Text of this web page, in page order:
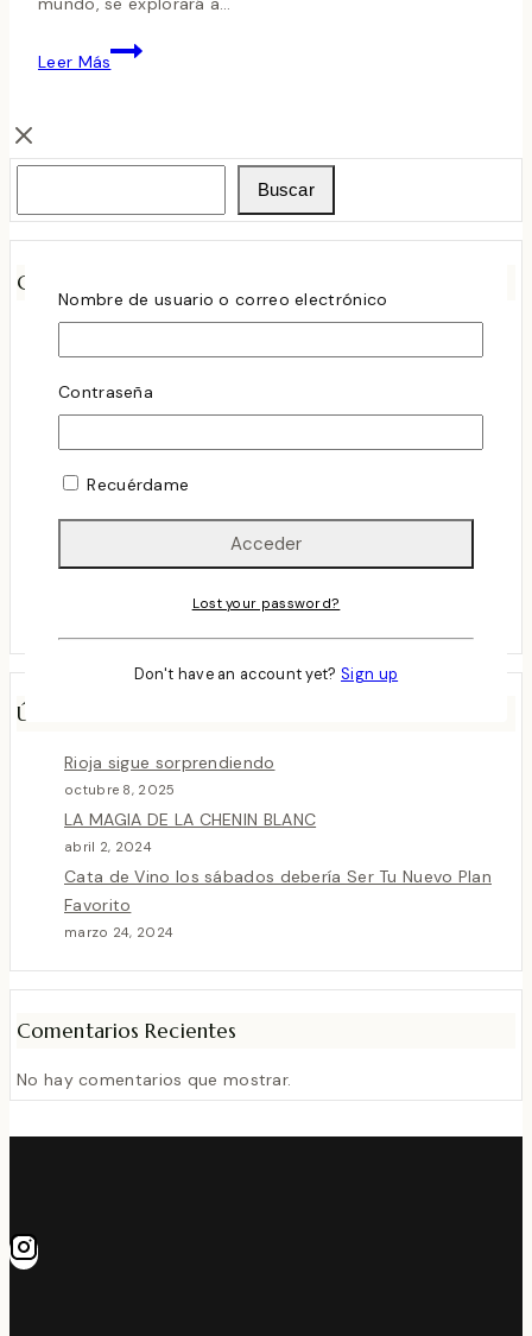
Leer Más
CATA
DE
DE
2010)
Buscar
Categorías
Catas
El Observador
Noticias y Novedades
Novedades
Oferta de Vinos
Vinos Recomendados
Últimas Entradas
Rioja sigue sorprendiendo
octubre 8, 2025
LA MAGIA DE LA CHENIN BLANC
abril 2, 2024
Cata de Vino los sábados debería Ser Tu Nuevo Plan
Favorito
marzo 24, 2024
Comentarios Recientes
No hay comentarios que mostrar.
Nombre de usuario o correo electrónico
Contraseña
Recuérdame
Lost your password?
Don't have an account yet? Sign up